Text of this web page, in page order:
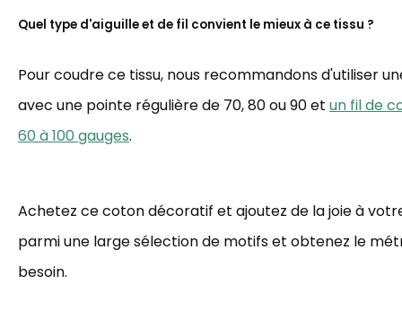
Quel type d'aiguille et de fil convient le mieux à ce tissu ?
Pour coudre ce tissu, nous recommandons d'utiliser
avec une pointe régulière de 70, 80 ou 90 et un fil de
60 à 100 gauges.
Achetez ce coton décoratif et ajoutez de la joie à
parmi une large sélection de motifs et obtenez le
besoin.